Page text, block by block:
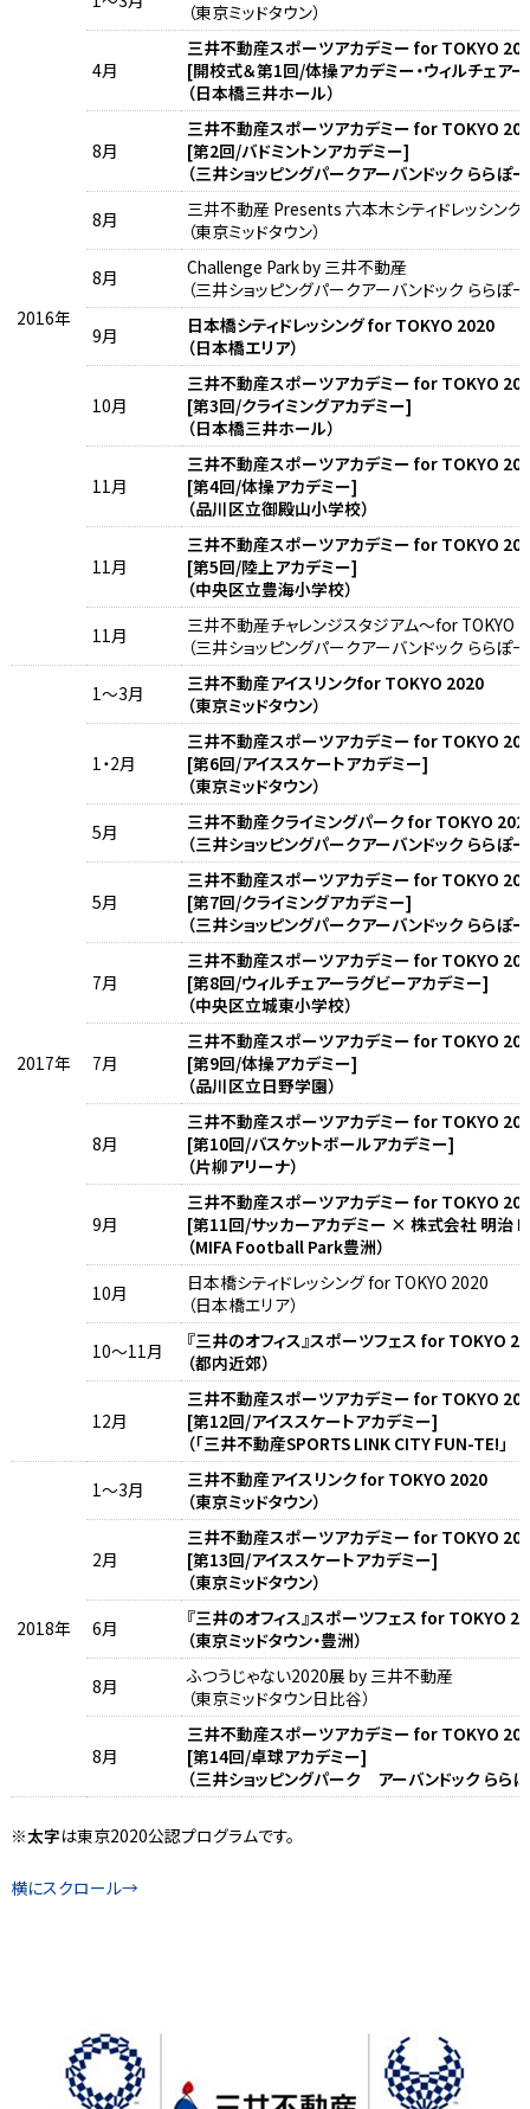
2016年
（東京ミッドタウン）
4月
三井不動産スポーツアカデミー for TOKYO
[開校式＆第1回/体操アカデミー・ウィルチェア
（日本橋三井ホール）
8月
三井不動産スポーツアカデミー for TOKYO
[第2回/バドミントンアカデミー]
（三井ショッピングパークアーバンドック ららぽ
8月
三井不動産 Presents 六本木シティドレッシン
（東京ミッドタウン）
8月
Challenge Park by 三井不動産
（三井ショッピングパークアーバンドック ららぽ
9月
日本橋シティドレッシング for TOKYO 2020
（日本橋エリア）
10月
三井不動産スポーツアカデミー for TOKYO
[第3回/クライミングアカデミー]
（日本橋三井ホール）
11月
三井不動産スポーツアカデミー for TOKYO
[第4回/体操アカデミー]
（品川区立御殿山小学校）
11月
三井不動産スポーツアカデミー for TOKYO
[第5回/陸上アカデミー]
（中央区立豊海小学校）
11月
三井不動産チャレンジスタジアム～for TOKYO
（三井ショッピングパークアーバンドック ららぽ
2017年
1～3月
三井不動産アイスリンクfor TOKYO 2020
（東京ミッドタウン）
1・2月
三井不動産スポーツアカデミー for TOKYO
[第6回/アイススケートアカデミー]
（東京ミッドタウン）
5月
三井不動産クライミングパーク for TOKYO
（三井ショッピングパークアーバンドック ららぽ
5月
三井不動産スポーツアカデミー for TOKYO
[第7回/クライミングアカデミー]
（三井ショッピングパークアーバンドック ららぽ
7月
三井不動産スポーツアカデミー for TOKYO
[第8回/ウィルチェアーラグビーアカデミー]
（中央区立城東小学校）
7月
三井不動産スポーツアカデミー for TOKYO
[第9回/体操アカデミー]
（品川区立日野学園）
8月
三井不動産スポーツアカデミー for TOKYO
[第10回/バスケットボールアカデミー]
（片柳アリーナ）
9月
三井不動産スポーツアカデミー for TOKYO
[第11回/サッカーアカデミー × 株式会社 明治
（MIFA Football Park豊洲）
10月
日本橋シティドレッシング for TOKYO 2020
（日本橋エリア）
10～11月
『三井のオフィス』スポーツフェス for TOKYO
（都内近郊）
12月
三井不動産スポーツアカデミー for TOKYO
[第12回/アイススケートアカデミー]
（「三井不動産SPORTS LINK CITY FUN-TE!」
2018年
1～3月
三井不動産アイスリンク for TOKYO 2020
（東京ミッドタウン）
2月
三井不動産スポーツアカデミー for TOKYO
[第13回/アイススケートアカデミー]
（東京ミッドタウン）
6月
『三井のオフィス』スポーツフェス for TOKYO
（東京ミッドタウン・豊洲）
8月
ふつうじゃない2020展 by 三井不動産
（東京ミッドタウン日比谷）
8月
三井不動産スポーツアカデミー for TOKYO
[第14回/卓球アカデミー]
（三井ショッピングパーク アーバンドック らら
※太字は東京2020公認プログラムです。